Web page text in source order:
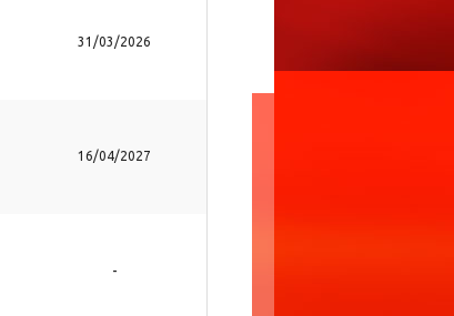
31/03/2026
16/04/2027
-